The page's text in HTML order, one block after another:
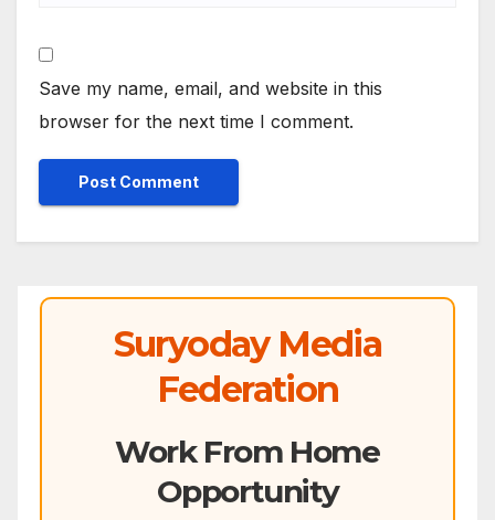
Save my name, email, and website in this
browser for the next time I comment.
Suryoday Media
Federation
Work From Home
Opportunity